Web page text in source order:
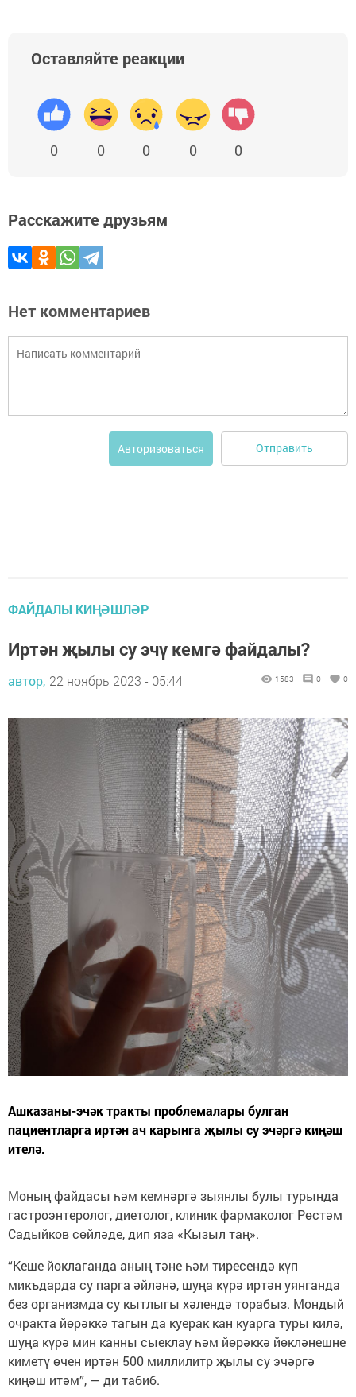
Оставляйте реакции
0 0 0 0 0
Расскажите друзьям
Нет комментариев
Авторизоваться Отправить
ФАЙДАЛЫ КИҢӘШЛӘР
Иртән җылы су эчү кемгә файдалы?
автор, 22 ноябрь 2023 - 05:44 1583 0 0
Ашказаны-эчәк тракты проблемалары булган
пациентларга иртән ач карынга җылы су эчәргә киңәш
ителә.
Моның файдасы һәм кемнәргә зыянлы булы турында
гастроэнтеролог, диетолог, клиник фармаколог Рөстәм
Садыйков сөйләде, дип яза «Кызыл таң».
“Кеше йоклаганда аның тәне һәм тиресендә күп
микъдарда су парга әйләнә, шуңа күрә иртән уянганда
без организмда су кытлыгы хәлендә торабыз. Мондый
очракта йөрәккә тагын да куерак кан куарга туры килә,
шуңа күрә мин канны сыеклау һәм йөрәккә йөкләнешне
киметү өчен иртән 500 миллилитр җылы су эчәргә
киңәш итәм”, — ди табиб.